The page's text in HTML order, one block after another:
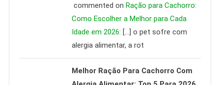
commented onRação para Cachorro:
Como Escolher a Melhor para Cada
Idade em 2026: […] o pet sofre com
alergia alimentar, a rot
Melhor Ração Para Cachorro Com